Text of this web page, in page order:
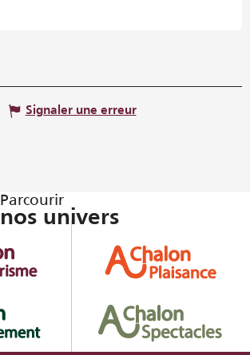
Signaler une erreur
Parcourir
nos univers